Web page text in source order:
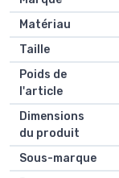
Matériau
Taille
Poids de
l'article
Dimensions
du produit
Sous-marque